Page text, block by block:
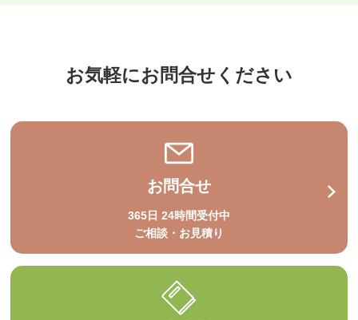
お気軽にお問合せください
お問合せ
365日 24時間受付中
ご相談・お見積り